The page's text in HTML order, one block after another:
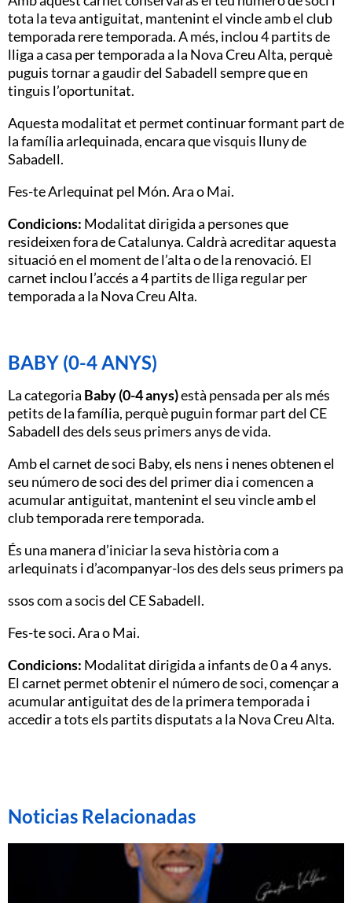
tota la teva antiguitat, mantenint el vincle amb el club
temporada rere temporada. A més, inclou 4 partits de
lliga a casa per temporada a la Nova Creu Alta, perquè
puguis tornar a gaudir del Sabadell sempre que en
tinguis l’oportunitat.
Aquesta modalitat et permet continuar formant part de
la família arlequinada, encara que visquis lluny de
Sabadell.
Fes-te Arlequinat pel Món. Ara o Mai.
Condicions: Modalitat dirigida a persones que
resideixen fora de Catalunya. Caldrà acreditar aquesta
situació en el moment de l’alta o de la renovació. El
carnet inclou l’accés a 4 partits de lliga regular per
temporada a la Nova Creu Alta.
BABY (0-4 ANYS)
La categoria Baby (0-4 anys)està pensada per als més
petits de la família, perquè puguin formar part del CE
Sabadell des dels seus primers anys de vida.
Amb el carnet de soci Baby, els nens i nenes obtenen el
seu número de soci des del primer dia i comencen a
acumular antiguitat, mantenint el seu vincle amb el
club temporada rere temporada.
És una manera d’iniciar la seva història com a
arlequinats i d’acompanyar-los des dels seus primers pa
ssos com a socis del CE Sabadell.
Fes-te soci. Ara o Mai.
Condicions: Modalitat dirigida a infants de 0 a 4 anys.
El carnet permet obtenir el número de soci, començar a
acumular antiguitat des de la primera temporada i
accedir a tots els partits disputats a la Nova Creu Alta.
Noticias Relacionadas